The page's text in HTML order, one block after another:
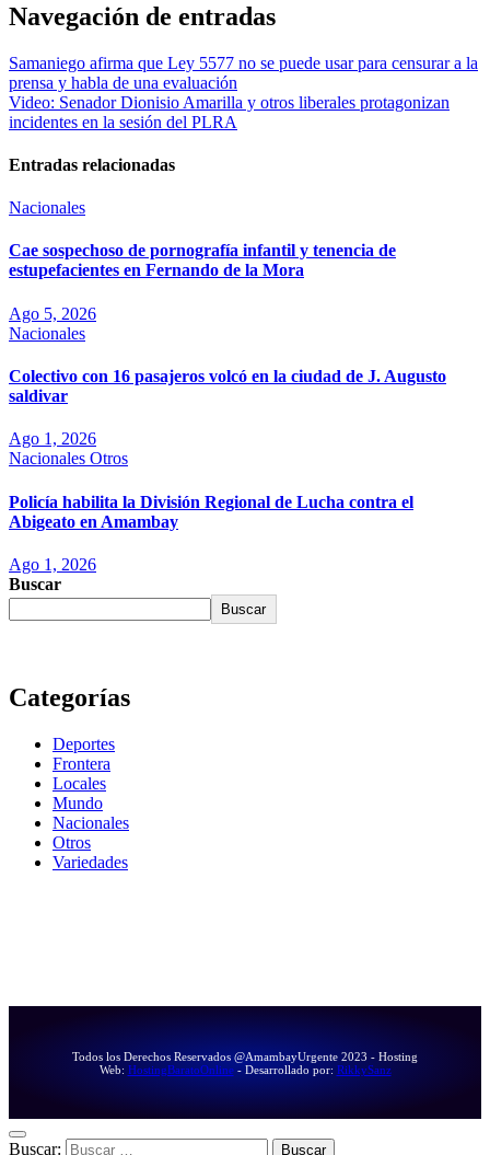
Navegación de entradas
Samaniego afirma que Ley 5577 no se puede usar para censurar a la
prensa y habla de una evaluación
Video: Senador Dionisio Amarilla y otros liberales protagonizan
incidentes en la sesión del PLRA
Entradas relacionadas
Nacionales
Cae sospechoso de pornografía infantil y tenencia de
estupefacientes en Fernando de la Mora
Ago 5, 2026
Nacionales
Colectivo con 16 pasajeros volcó en la ciudad de J. Augusto
saldivar
Ago 1, 2026
Nacionales Otros
Policía habilita la División Regional de Lucha contra el
Abigeato en Amambay
Ago 1, 2026
Buscar
Buscar
Categorías
Deportes
Frontera
Locales
Mundo
Nacionales
Otros
Variedades
Todos los Derechos Reservados @AmambayUrgente 2023 - Hosting
Web: HostingBaratoOnline- Desarrollado por: RikkySanz
Buscar: